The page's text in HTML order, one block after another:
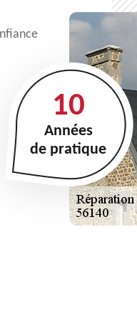
10
Années
de pratique